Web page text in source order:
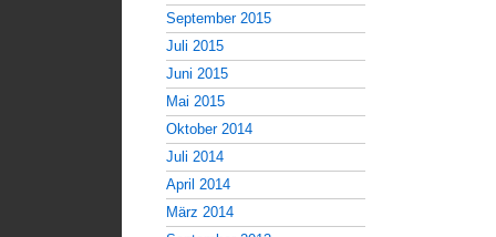
September 2015
Juli 2015
Juni 2015
Mai 2015
Oktober 2014
Juli 2014
April 2014
März 2014